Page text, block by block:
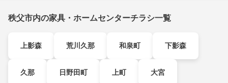
秩父市内の家具・ホームセンターチラシ一覧
上影森 荒川久那 和泉町 下影森
久那 日野田町 上町 大宮